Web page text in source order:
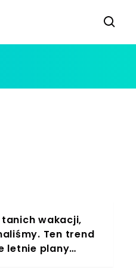
tanich wakacji,
Ten trend
letnie plany